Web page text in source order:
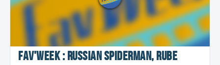
Fav'Week : Russian spiderman, Rube